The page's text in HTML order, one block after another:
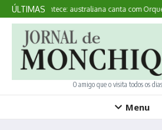
Ir para o conteúdo
ÚLTIMAS
Aqui Acontece: australiana canta com
O amigo que o visita todos os dias
Menu